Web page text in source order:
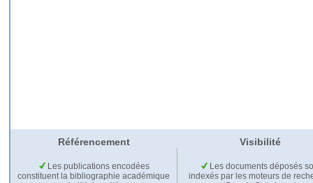
Référencement Visibilité
Les publications encodées
constituent la bibliographie académique
Les documents déposés
indexés par les moteurs de